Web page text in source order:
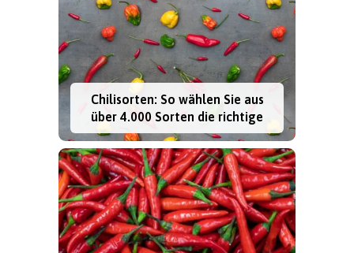
Chilisorten: So wählen Sie aus
über 4.000 Sorten die richtige